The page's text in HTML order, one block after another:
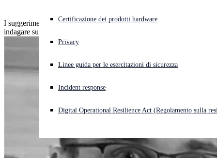
Cyberattacco in corso? Ottieni assistenza immediata
Accedi
Italiano Open language switcher
Certificazione dei prodotti hardware
Privacy
Linee guida per le esercitazioni di sicurezza
Incident response
Digital Operational Resilience Act (Regolamento sulla
I suggerimenti degli analisti della sicurezza più esperti per aiutarti a
indagare sugli incidenti